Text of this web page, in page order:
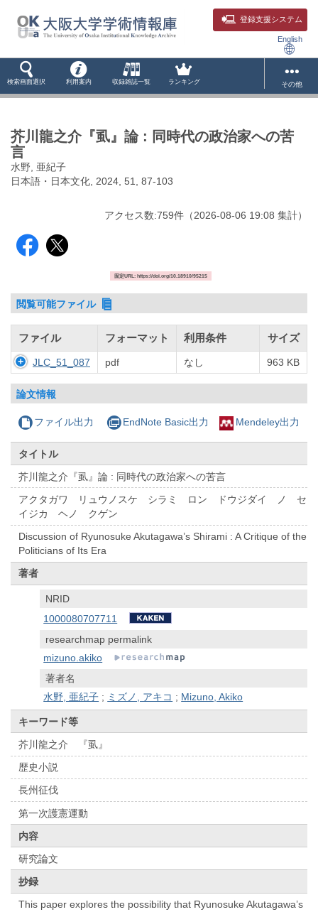
登録支援システム
English
検索画面選択 利用案内 収録雑誌一覧 ランキング その他
芥川龍之介『虱』論 : 同時代の政治家への苦
言
水野, 亜紀子
日本語・日本文化, 2024, 51, 87-103
アクセス数:759件 （2026-08-06 19:08 集計）
固定URL: https://doi.org/10.18910/95215
閲覧可能ファイル
ファイル フォーマット 利用条件 サイズ
JLC_51_087 pdf なし 963 KB
論文情報
ファイル出力 EndNote Basic出力 Mendeley出力
タイトル
芥川龍之介『虱』論 : 同時代の政治家への苦言
アクタガワ リュウノスケ シラミ ロン ドウジダイ ノ セ
イジカ ヘノ クゲン
Discussion of Ryunosuke Akutagawa’s Shirami : A Critique of the
Politicians of Its Era
著者
NRID
1000080707711
researchmap permalink
mizuno.akiko
著者名
水野, 亜紀子 ; ミズノ, アキコ ; Mizuno, Akiko
キーワード等
芥川龍之介 『虱』
歴史小説
長州征伐
第一次護憲運動
内容
研究論文
抄録
This paper explores the possibility that Ryunosuke Akutagawa’s